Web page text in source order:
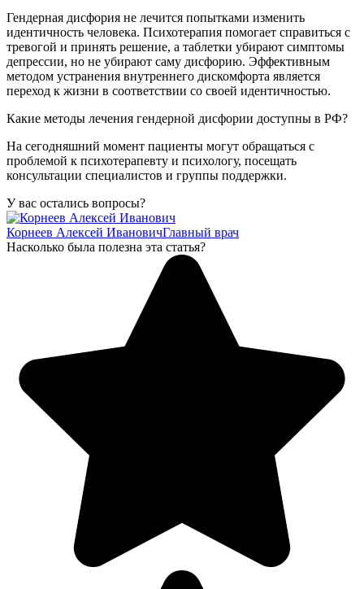
Гендерная дисфория не лечится попытками изменить
идентичность человека. Психотерапия помогает справиться с
тревогой и принять решение, а таблетки убирают симптомы
депрессии, но не убирают саму дисфорию. Эффективным
методом устранения внутреннего дискомфорта является
переход к жизни в соответствии со своей идентичностью.
Какие методы лечения гендерной дисфории доступны в РФ?
На сегодняшний момент пациенты могут обращаться с
проблемой к психотерапевту и психологу, посещать
консультации специалистов и группы поддержки.
У вас остались вопросы?
Корнеев Алексей ИвановичГлавный врач
Насколько была полезна эта статья?